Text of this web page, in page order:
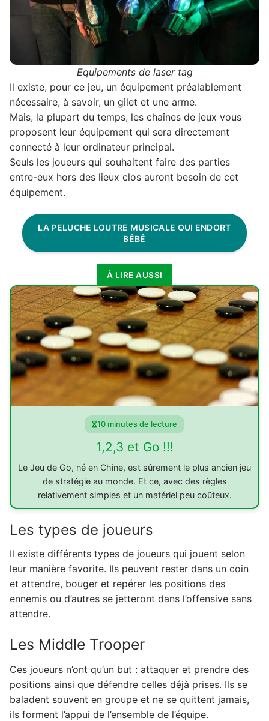
Equipements de laser tag
Il existe, pour ce jeu, un équipement préalablement
nécessaire, à savoir, un gilet et une arme.
Mais, la plupart du temps, les chaînes de jeux vous
proposent leur équipement qui sera directement
connecté à leur ordinateur principal.
Seuls les joueurs qui souhaitent faire des parties
entre-eux hors des lieux clos auront besoin de cet
équipement.
LA PELUCHE LOUTRE MUSICALE QUI ENDORT
BÉBÉ
À LIRE AUSSI
10 minutes de lecture
1,2,3 et Go !!!
Le Jeu de Go, né en Chine, est sûrement le plus ancien jeu
de stratégie au monde. Et ce, avec des règles
relativement simples et un matériel peu coûteux.
Les types de joueurs
Il existe différents types de joueurs qui jouent selon
leur manière favorite. Ils peuvent rester dans un coin
et attendre, bouger et repérer les positions des
ennemis ou d’autres se jetteront dans l’offensive sans
attendre.
Les Middle Trooper
Ces joueurs n’ont qu’un but : attaquer et prendre des
positions ainsi que défendre celles déjà prises. Ils se
baladent souvent en groupe et ne se quittent jamais,
ils forment l’appui de l’ensemble de l’équipe.